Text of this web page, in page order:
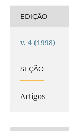
EDIÇÃO
v. 4 (1998)
SEÇÃO
Artigos